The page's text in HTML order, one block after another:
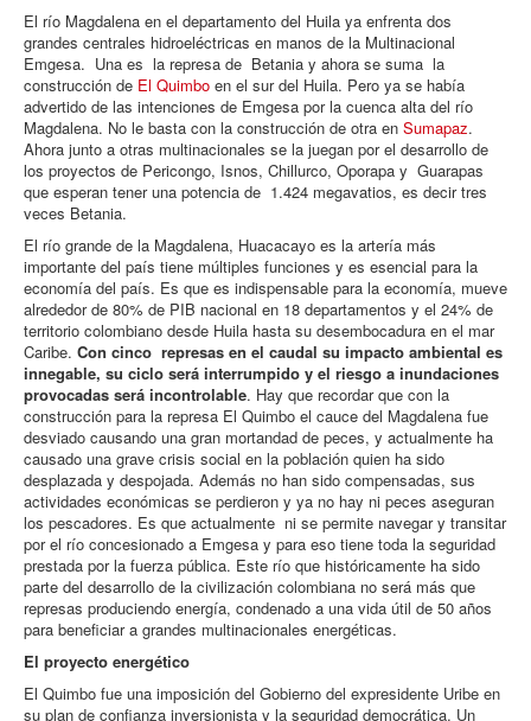
El río Magdalena en el departamento del Huila ya enfrenta dos
grandes centrales hidroeléctricas en manos de la Multinacional
Emgesa. Una es la represa de Betania y ahora se suma la
construcción de El Quimbo en el sur del Huila. Pero ya se había
advertido de las intenciones de Emgesa por la cuenca alta del río
Magdalena. No le basta con la construcción de otra en Sumapaz.
Ahora junto a otras multinacionales se la juegan por el desarrollo de
los proyectos de Pericongo, Isnos, Chillurco, Oporapa y Guarapas
que esperan tener una potencia de 1.424 megavatios, es decir tres
veces Betania.
El río grande de la Magdalena, Huacacayo es la artería más
importante del país tiene múltiples funciones y es esencial para la
economía del país. Es que es indispensable para la economía, mueve
alrededor de 80% de PIB nacional en 18 departamentos y el 24% de
territorio colombiano desde Huila hasta su desembocadura en el mar
Caribe. Con cinco represas en el caudal su impacto ambiental es
innegable, su ciclo será interrumpido y el riesgo a inundaciones
provocadas será incontrolable. Hay que recordar que con la
construcción para la represa El Quimbo el cauce del Magdalena fue
desviado causando una gran mortandad de peces, y actualmente ha
causado una grave crisis social en la población quien ha sido
desplazada y despojada. Además no han sido compensadas, sus
actividades económicas se perdieron y ya no hay ni peces aseguran
los pescadores. Es que actualmente ni se permite navegar y transitar
por el río concesionado a Emgesa y para eso tiene toda la seguridad
prestada por la fuerza pública. Este río que históricamente ha sido
parte del desarrollo de la civilización colombiana no será más que
represas produciendo energía, condenado a una vida útil de 50 años
para beneficiar a grandes multinacionales energéticas.
El proyecto energético
El Quimbo fue una imposición del Gobierno del expresidente Uribe en
su plan de confianza inversionista y la seguridad democrática. Un